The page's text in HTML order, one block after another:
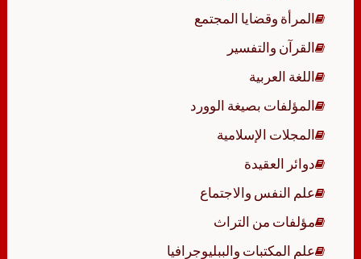
المرأة وقضايا المجتمع
القرآن والتفسير
اللغة العربية
المؤلفات بصيغة الوورد
المجلات الإسلامية
دوائر العقيدة
علم النفس والاجتماع
مؤلفات من التراث
علم المكتبات والببليوجرافيا